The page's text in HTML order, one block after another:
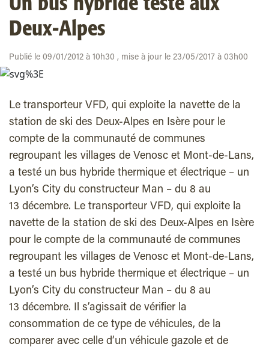
Deux-Alpes
Publié le 09/01/2012 à 10h30 , mise à jour le 23/05/2017 à 03h00
Le transporteur VFD, qui exploite la navette de la
station de ski des Deux-Alpes en Isère pour le
compte de la communauté de communes
regroupant les villages de Venosc et Mont-de-Lans,
a testé un bus hybride thermique et électrique – un
Lyon’s City du constructeur Man – du 8 au
13 décembre. Le transporteur VFD, qui exploite la
navette de la station de ski des Deux-Alpes en Isère
pour le compte de la communauté de communes
regroupant les villages de Venosc et Mont-de-Lans,
a testé un bus hybride thermique et électrique – un
Lyon’s City du constructeur Man – du 8 au
13 décembre. Il s’agissait de vérifier la
consommation de ce type de véhicules, de la
comparer avec celle d’un véhicule gazole et de